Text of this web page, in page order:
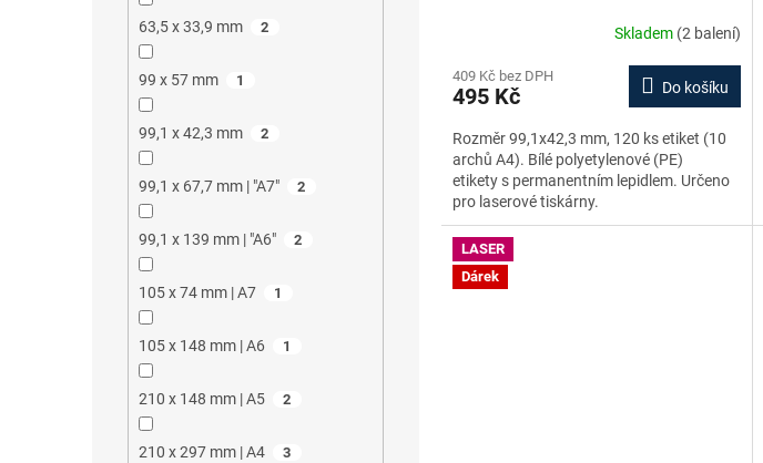
63,5 x 33,9 mm 2
99 x 57 mm 1
99,1 x 42,3 mm 2
99,1 x 67,7 mm | "A7" 2
99,1 x 139 mm | "A6" 2
105 x 74 mm | A7 1
105 x 148 mm | A6 1
210 x 148 mm | A5 2
210 x 297 mm | A4 3
Skladem (2 balení)
409 Kč bez DPH
495 Kč Do košíku
Rozměr 99,1x42,3 mm, 120 ks etiket (10
archů A4). Bílé polyetylenové (PE)
etikety s permanentním lepidlem. Určeno
pro laserové tiskárny.
LASER
Dárek